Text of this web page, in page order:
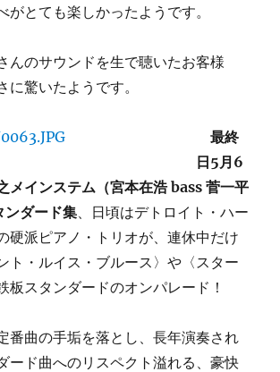
がとても楽しかったようです。
んのサウンドを生で聴いたお客様
に驚いたようです。
最終
日5月6
メインステム（宮本在浩 bass 菅一平
ダード集、日頃はデトロイト・ハー
硬派ピアノ・トリオが、連休中だけ
ト・ルイス・ブルース〉や〈スター
板スタンダードのオンパレード！
番曲の手垢を落とし、長年演奏され
ード曲へのリスペクト溢れる、豪快